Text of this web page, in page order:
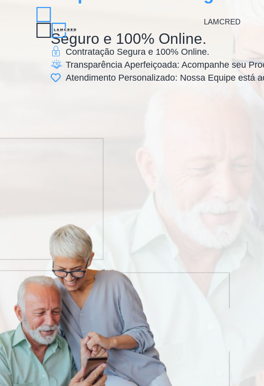
LAMCRED
Seguro e 100% Online.
Contratação Segura e 100% Online.
Transparência Aperfeiçoada: Acompanhe seu
Atendimento Personalizado: Nossa Equipe está